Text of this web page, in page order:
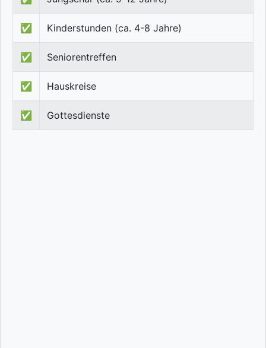
✅ Kinderstunden (ca. 4-8 Jahre)
✅ Seniorentreffen
✅ Hauskreise
✅ Gottesdienste